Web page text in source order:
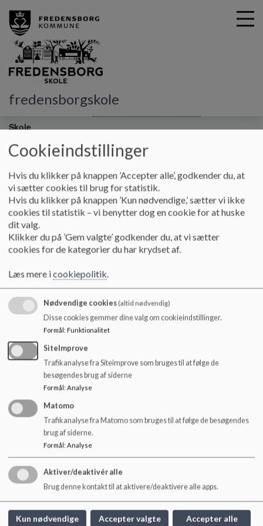
i
d
fredensborgskole
Skole
Åben Skole
Princip for Åben Skole
Fredensborg Skole tilstræber et varieret og mangfoldigt
skoletilbud. Det har til formål at motivere og skabe faglig
progression hos den enkelte elev samt skabe trivsel i
skolegang være sikker på at møde en række eksterne
aktører, der kan bidrage til flere forskellige måder at
perspektivere og lære på. Inddragelse af aktører skal have et
fagligt og pædagogisk sigte med tydelige læringsmål. Og i
overensstemmelse med gældende dagsorden for et fælles
skolevæsen - Fremtidens Fredensborg Skoler - vil dannelse,
digitalisering og kreativitet prioriteres og udvikles.
Januar 2019
Fredensborg Skole
Humlebækvej 10, 3480 Fredensborg
fredensborgskole@fredensborg.dk
+45 72562012
Cookieindstillinger
Hvis du klikker på knappen ’Accepter alle’, godkender du, at
vi sætter cookies til brug for statistik.
Hvis du klikker på knappen ’Kun nødvendige,’ sætter vi ikke
cookies til statistik – vi benytter dog en cookie for at huske
dit valg.
Klikker du på ’Gem valgte’ godkender du, at vi sætter
cookies for de kategorier du har krydset af.
Læs mere icookiepolitik.
Nødvendige cookies(altid nødvendig)
Disse cookies gemmer dine valg om cookieindstillinger.
Formål: Funktionalitet
SiteImprove
Trafikanalyse fra Siteimprove som bruges til at følge de
besøgendes brug af siderne
Formål: Analyse
Matomo
Trafikanalyse fra Matomo som bruges til at følge de besøgendes
brug af siderne.
Formål: Analyse
Aktiver/deaktivér alle
Brug denne kontakt til at aktivere/deaktivere alle apps.
Kun nødvendige Accepter valgte Accepter alle